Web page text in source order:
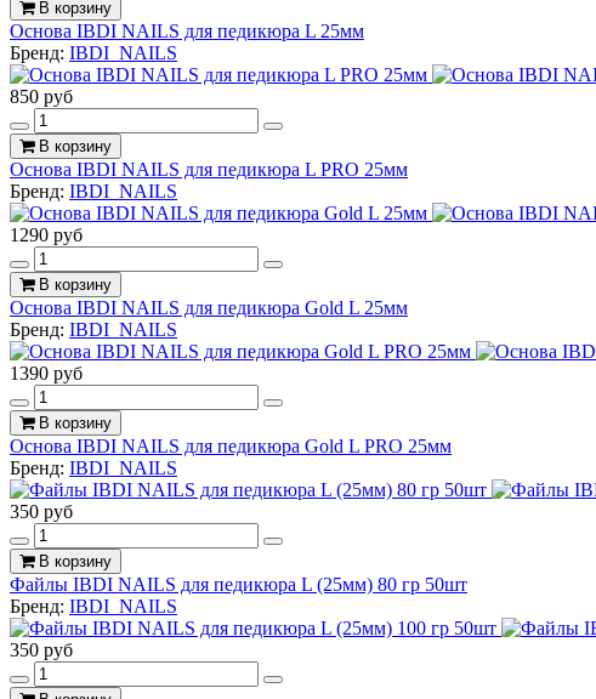
В корзину
Основа IBDI NAILS для педикюра L 25мм
Бренд: IBDI_NAILS
850 руб
В корзину
Основа IBDI NAILS для педикюра L PRO 25мм
Бренд: IBDI_NAILS
1290 руб
В корзину
Основа IBDI NAILS для педикюра Gold L 25мм
Бренд: IBDI_NAILS
1390 руб
В корзину
Основа IBDI NAILS для педикюра Gold L PRO 25мм
Бренд: IBDI_NAILS
350 руб
В корзину
Файлы IBDI NAILS для педикюра L (25мм) 80 гр 50шт
Бренд: IBDI_NAILS
350 руб